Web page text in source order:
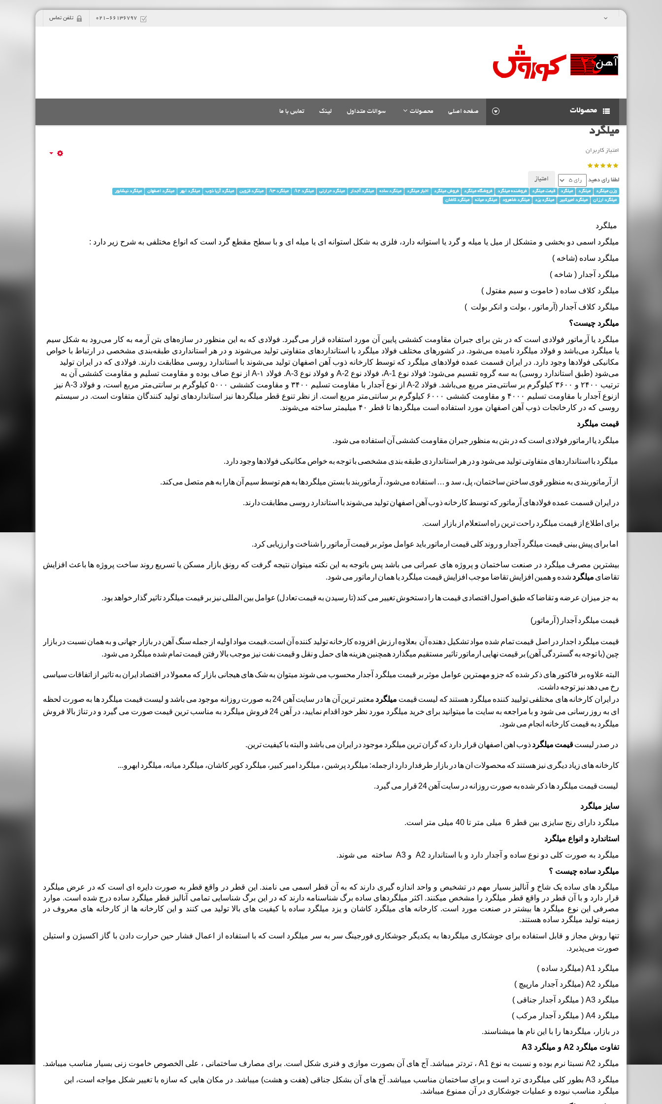
021-66136797 تلفن تماس
محصولات صفحه اصلی محصولات سوالات متداول لینک تماس با ما
میلگرد
امتیاز کاربران
لطفا رای دهید
وزن میلگرد میلگرد میلگرد قیمت میلگرد فروشنده میلگرد فروشگاه میلگرد فروش میلگرد اخبار میلگرد میلگرد ساده میلگرد آجدار میلگرد حرارتی میلگرد A2 میلگرد A3 میلگرد قزوین میلگرد آریا ذوب میلگرد ابهر میلگرد اصفهان
میلگرد نیشابور
میلگرد کاشان
میلگرد میانه میلگرد شاهرود میلگرد یزد میلگرد امیرکبیر میلگرد ارزان
میلگرد
میلگرد اسمی دو بخشی و متشکل از میل یا میله و گرد یا استوانه دارد، فلزی به شکل استوانه ای یا میله ای و با سطح مقطع گرد است که انواع مختلفی به شرح زیر دارد :
میلگرد ساده (شاخه )
میلگرد آجدار ( شاخه )
میلگرد کلاف ساده ( خاموت و سیم مفتول )
میلگرد کلاف آجدار (آرماتور ، بولت و انکر بولت )
میلگرد چیست؟
میلگرد یا آرماتور فولادی است که در بتن برای جبران مقاومت کششی پایین آن مورد استفاده قرار می‌گیرد. فولادی که به این منظور در سازه‌های بتن آرمه به کار می‌رود به شکل سیم
یا میلگرد می‌باشد و فولاد میلگرد نامیده می‌شود. در کشورهای مختلف فولاد میلگرد با استانداردهای متفاوتی تولید می‌شوند و در هر استانداردی طبقه‌بندی مشخصی در ارتباط با خواص
مکانیکی فولادها وجود دارد. در ایران قسمت عمده فولادهای میلگرد که توسط کارخانه ذوب آهن اصفهان تولید می‌شوند با استاندارد روسی مطابقت دارند. فولادی که در ایران تولید
می‌شود (طبق استاندارد روسی) به سه گروه تقسیم می‌شود: فولاد نوع A-1، فولاد نوع A-2 و فولاد نوع A-3. فولاد A-۱ از نوع صاف بوده و مقاومت تسلیم و مقاومت کششی آن به
ترتیب ۲۴۰۰ و ۳۶۰۰ کیلوگرم بر سانتی‌متر مربع می‌باشد. فولاد A-2 از نوع آجدار با مقاومت تسلیم ۳۴۰۰ و مقاومت کششی ۵۰۰۰ کیلوگرم بر سانتی‌متر مربع است، و فولاد A-3 نیز
ازنوع آجدار با مقاومت تسلیم ۴۰۰۰ و مقاومت کششی ۶۰۰۰ کیلوگرم بر سانتی‌متر مربع است. از نظر تنوع قطر میلگردها نیز استانداردهای تولید کنندگان متفاوت است. در سیستم
روسی که در کارخانجات ذوب آهن اصفهان مورد استفاده است میلگردها تا قطر ۴۰ میلیمتر ساخته می‌شوند.
قیمت میلگرد
میلگرد یا ارماتور فولادی است که در بتن به منظور جبران مقاومت کششی آن استفاده می شود.
میلگرد با استانداردهای متفاوتی تولید می‌شود و در هر استانداردی طبقه بندی مشخصی با توجه به خواص مکانیکی فولادها وجود دارد.
از آرماتوربندی به منظور قوی ساختن ساختمان، پل، سد و … استفاده می‌شود، آرماتوربند با بستن میلگردها به هم توسط سیم آن هارا به هم متصل می‌کند.
در ایران قسمت عمده فولادهای آرماتور که توسط کارخانه ذوب آهن اصفهان تولید می‌شوند با استاندارد روسی مطابقت دارند.
برای اطلاع از قیمت میلگرد راحت ترین راه استعلام از بازار است.
اما برای پیش بینی قیمت میلگرد آجدار و روند کلی قیمت ارماتور باید عوامل موثر بر قیمت آرماتور را شناخت و ارزیابی کرد.
بیشترین مصرف میلگرد در صنعت ساختمان و پروژه های عمرانی می باشد پس باتوجه به این نکته میتوان نتیجه گرفت که رونق بازار مسکن یا تسریع روند ساخت پروژه ها باعث افزایش
تقاضای میلگرد شده و همین افزایش تقاضا موجب افزایش قیمت میلگرد یا همان ارماتور می شود.
به جز میزان عرضه و تقاضا که طبق اصول اقتصادی قیمت ها را دستخوش تغییر می کند (تا رسیدن به قیمت تعادل) عوامل بین المللی نیز بر قیمت میلگرد تاثیر گذار خواهد بود.
قیمت میلگرد آجدار ( آرماتور)
قیمت میلگرد اجدار در اصل قیمت تمام شده مواد تشکیل دهنده آن بعلاوه ارزش افزوده کارخانه تولید کننده آن است.قیمت مواد اولیه از جمله سنگ آهن در بازار جهانی و به همان نسبت در بازار
چین (با توجه به گستردگی آهن) بر قیمت نهایی ارماتور تاثیر مستقیم میگذارد همچنین هزینه های حمل و نقل و قیمت نفت نیز موجب بالا رفتن قیمت تمام شده میلگرد می شود.
البته علاوه بر فاکتور های ذکر شده که جزو مهمترین عوامل موثر بر قیمت میلگرد آجدار محسوب می شوند میتوان به شک های هیجانی بازار که معمولا در اقتصاد ایران به تاثیر از اتفاقات سیاسی
رخ می دهد نیز توجه داشت.
در ایران کارخانه های مختلفی تولیید کننده میلگرد هستند که لیست قیمت میلگرد
معتبر ترین آن ها در سایت آهن 24 به صورت روزانه موجود می باشد و لیست قیمت میلگرد ها به صورت لحظه
ای به روز رسانی می شود و با مراجعه به سایت ما میتوانید برای خرید میلگرد مورد نظر خود اقدام نمایید، در
آهن 24
فروش میلگرد به مناسب ترین قیمت صورت می گیرد و در تناژ بالا فروش
میلگرد به قیمت کارخانه انجام می شود.
در صدر لیستقیمت میلگردذوب اهن اصفهان قرار دارد که گران ترین میلگرد موجود در ایران می باشد و البته با کیفیت ترین.
کارخانه های زیاد دیگری نیز هستند که محصولات ان ها در بازار طرفدار دارد ازجمله: میلگرد پرشین ، میلگرد امیر کبیر، میلگرد کویر کاشان، میلگرد میانه، میلگرد ابهرو...
لیست قیمت میلگرد ها ذکر شده به صورت روزانه در سایت آهن 24 قرار می گیرد.
سایز میلگرد
میلگرد دارای رنج سایزی بین قطر 6 میلی متر تا 40 میلی متر است.
استاندارد و انواع میلگرد
میلگرد به صورت کلی دو نوع ساده و آجدار دارد و با استاندارد A2 و A3 ساخته می شوند.
میلگرد ساده چیست ؟
میلگرد های ساده یک شاخ و آنالیز بسیار مهم در تشخیص و واحد اندازه گیری دارند که به آن قطر اسمی می نامند. این قطر در واقع قطر به صورت دایره ای است که در عرض میلگرد
قرار دارد و با آن قطر در واقع قطر میلگرد را مشخص میکنند. اکثر میلگردهای ساده برگ شناسنامه دارند که در این برگ شناسایی تمامی آنالیز قطر میلگرد ساده درج شده است. موارد
مصرفی این نوع میلگرد ها بیشتر در صنعت مورد است. کارخانه های میلگرد کاشان و یزد میلگرد ساده با کیفیت های بالا تولید می کنند و این کارخانه ها از کارخانه های معروف در
زمینه تولید میلگرد ساده هستند.
تنها روش مجاز و قابل استفاده برای جوشکاری میلگردها به یکدیگر جوشکاری فورجینگ سر به سر میلگرد است که با استفاده از اعمال فشار حین حرارت دادن با گاز اکسیژن و استیلن
صورت می‌پذیرد.
میلگرد A1 (میلگرد ساده )
میلگرد A2 (میلگرد آجدار مارپیچ )
میلگرد A3 ( میلگرد آجدار جناقی )
میلگرد A4 ( میلگرد آجدار مرکب )
در بازار، میلگردها را با این نام ها میشناسند.
تفاوت میلگرد A2 و میلگرد A3
میلگرد A2 نسبتا نرم بوده و نسبت به نوع A1 ، تردتر میباشد. آج های آن بصورت موازی و فنری شکل است. برای مصارف ساختمانی ، علی الخصوص خاموت زنی بسیار مناسب میباشد.
میلگرد A3 بطور کلی میلگردی ترد است و برای ساختمان مناسب میباشد. آج های آن بشکل جناقی (هفت و هشت) میباشد. در مکان هایی که سازه با تغییر شکل مواجه است، این
میلگرد مناسب نبوده و عملیات جوشکاری در آن ممنوع میباشد.